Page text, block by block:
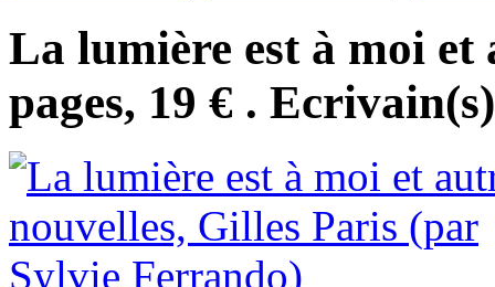
La lumière est à moi et
pages, 19 € .